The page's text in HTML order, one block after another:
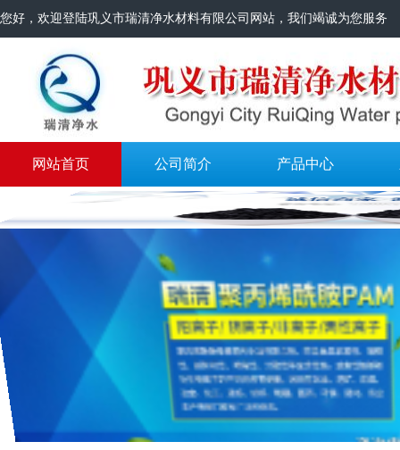
您好，欢迎登陆巩义市瑞清净水材料有限公司网站，我们竭诚为您服务
网站首页 公司简介 产品中心